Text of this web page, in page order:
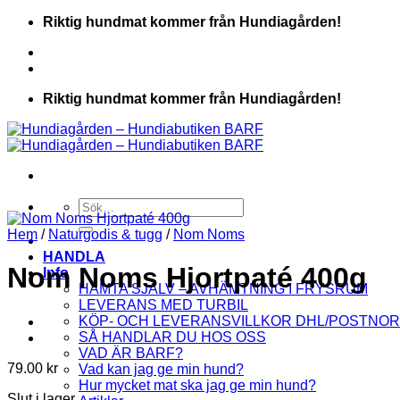
Skip
content
Riktig hundmat kommer från Hundiagården!
Riktig hundmat kommer från Hundiagården!
Sök
efter:
HANDLA
Info
HÄMTA SJÄLV – AVHÄMTNING I FRYSRUM
LEVERANS MED TURBIL
KÖP- OCH LEVERANSVILLKOR DHL/
SÅ HANDLAR DU HOS OSS
VAD ÄR BARF?
Vad kan jag ge min hund?
Hur mycket mat ska jag ge min hund?
Hem / Naturgodis & tugg / Nom Noms
Nom Noms Hjortpaté 400g
79.00 kr